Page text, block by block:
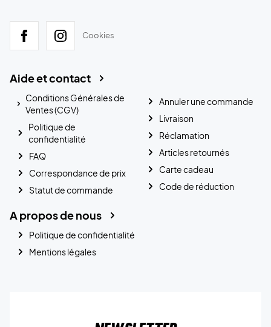
Cookies
Aide et contact
Conditions Générales de
Ventes (CGV)
Politique de
confidentialité
FAQ
Correspondance de prix
Statut de commande
Annuler une commande
Livraison
Réclamation
Articles retournés
Carte cadeau
Code de réduction
A propos de nous
Politique de confidentialité
Mentions légales